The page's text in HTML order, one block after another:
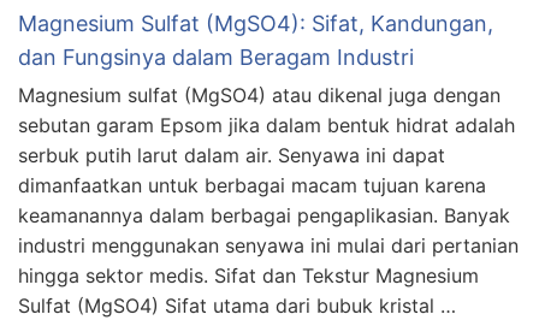
Magnesium Sulfat (MgSO4): Sifat, Kandungan,
dan Fungsinya dalam Beragam Industri
Magnesium sulfat (MgSO4) atau dikenal juga dengan
sebutan garam Epsom jika dalam bentuk hidrat adalah
serbuk putih larut dalam air. Senyawa ini dapat
dimanfaatkan untuk berbagai macam tujuan karena
keamanannya dalam berbagai pengaplikasian. Banyak
industri menggunakan senyawa ini mulai dari pertanian
hingga sektor medis. Sifat dan Tekstur Magnesium
Sulfat (MgSO4) Sifat utama dari bubuk kristal …